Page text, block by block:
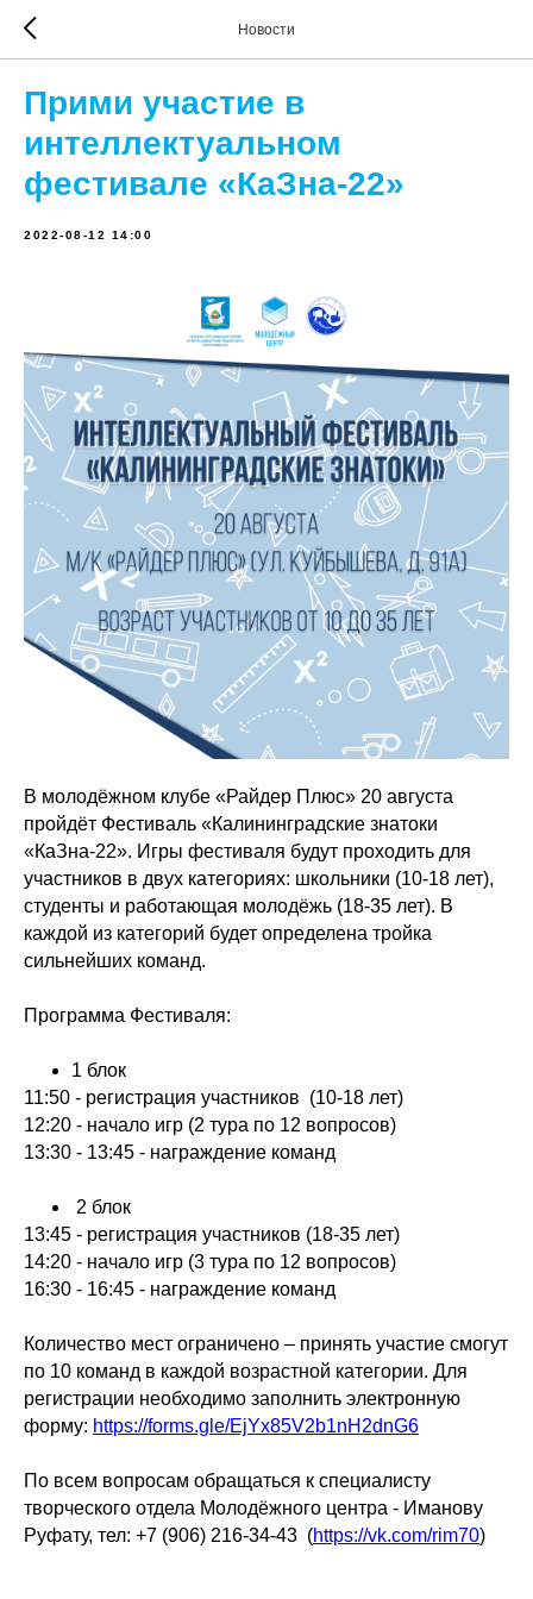
Новости
Прими участие в
интеллектуальном
фестивале «КаЗна-22»
2022-08-12 14:00
В молодёжном клубе «Райдер Плюс» 20 августа
пройдёт Фестиваль «Калининградские знатоки
«КаЗна-22». Игры фестиваля будут проходить для
участников в двух категориях: школьники (10-18 лет),
студенты и работающая молодёжь (18-35 лет). В
каждой из категорий будет определена тройка
сильнейших команд.
Программа Фестиваля:
1 блок
11:50 - регистрация участников (10-18 лет)
12:20 - начало игр (2 тура по 12 вопросов)
13:30 - 13:45 - награждение команд
2 блок
13:45 - регистрация участников (18-35 лет)
14:20 - начало игр (3 тура по 12 вопросов)
16:30 - 16:45 - награждение команд
Количество мест ограничено – принять участие смогут
по 10 команд в каждой возрастной категории. Для
регистрации необходимо заполнить электронную
форму: https://forms.gle/EjYx85V2b1nH2dnG6
По всем вопросам обращаться к специалисту
творческого отдела Молодёжного центра - Иманову
Руфату, тел: +7 (906) 216-34-43 (https://vk.com/rim70)